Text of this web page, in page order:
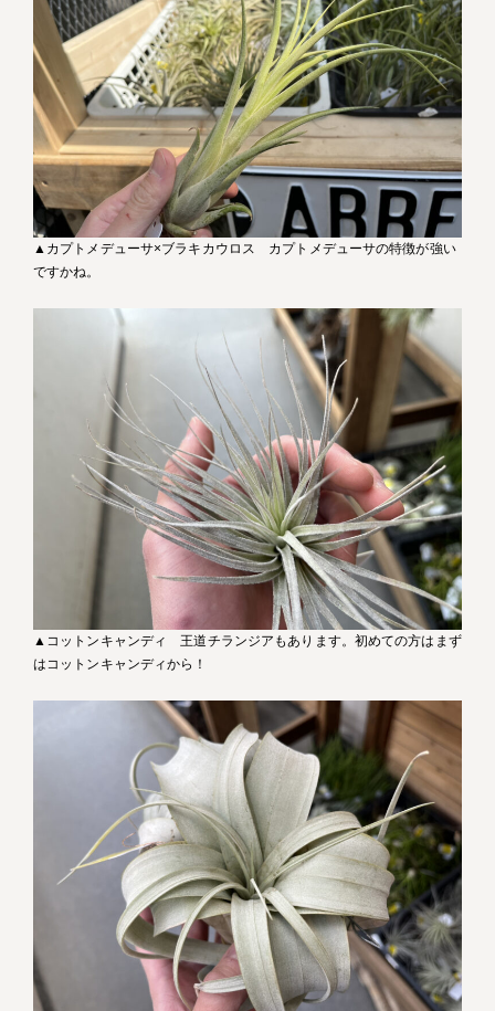
▲カプトメデューサ×ブラキカウロス カプトメデューサの特徴が強い
ですかね。
▲コットンキャンディ 王道チランジアもあります。初めての方はまず
はコットンキャンディから！